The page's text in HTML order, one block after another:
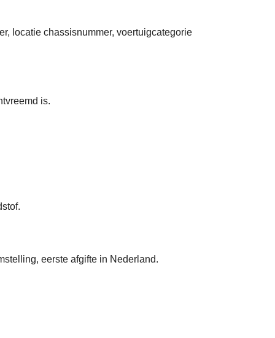
locatie chassisnummer, voertuigcategorie
is.
eerste afgifte in Nederland.